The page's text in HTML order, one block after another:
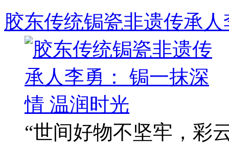
胶东传统锔瓷非遗传承
“世间好物不坚牢，彩